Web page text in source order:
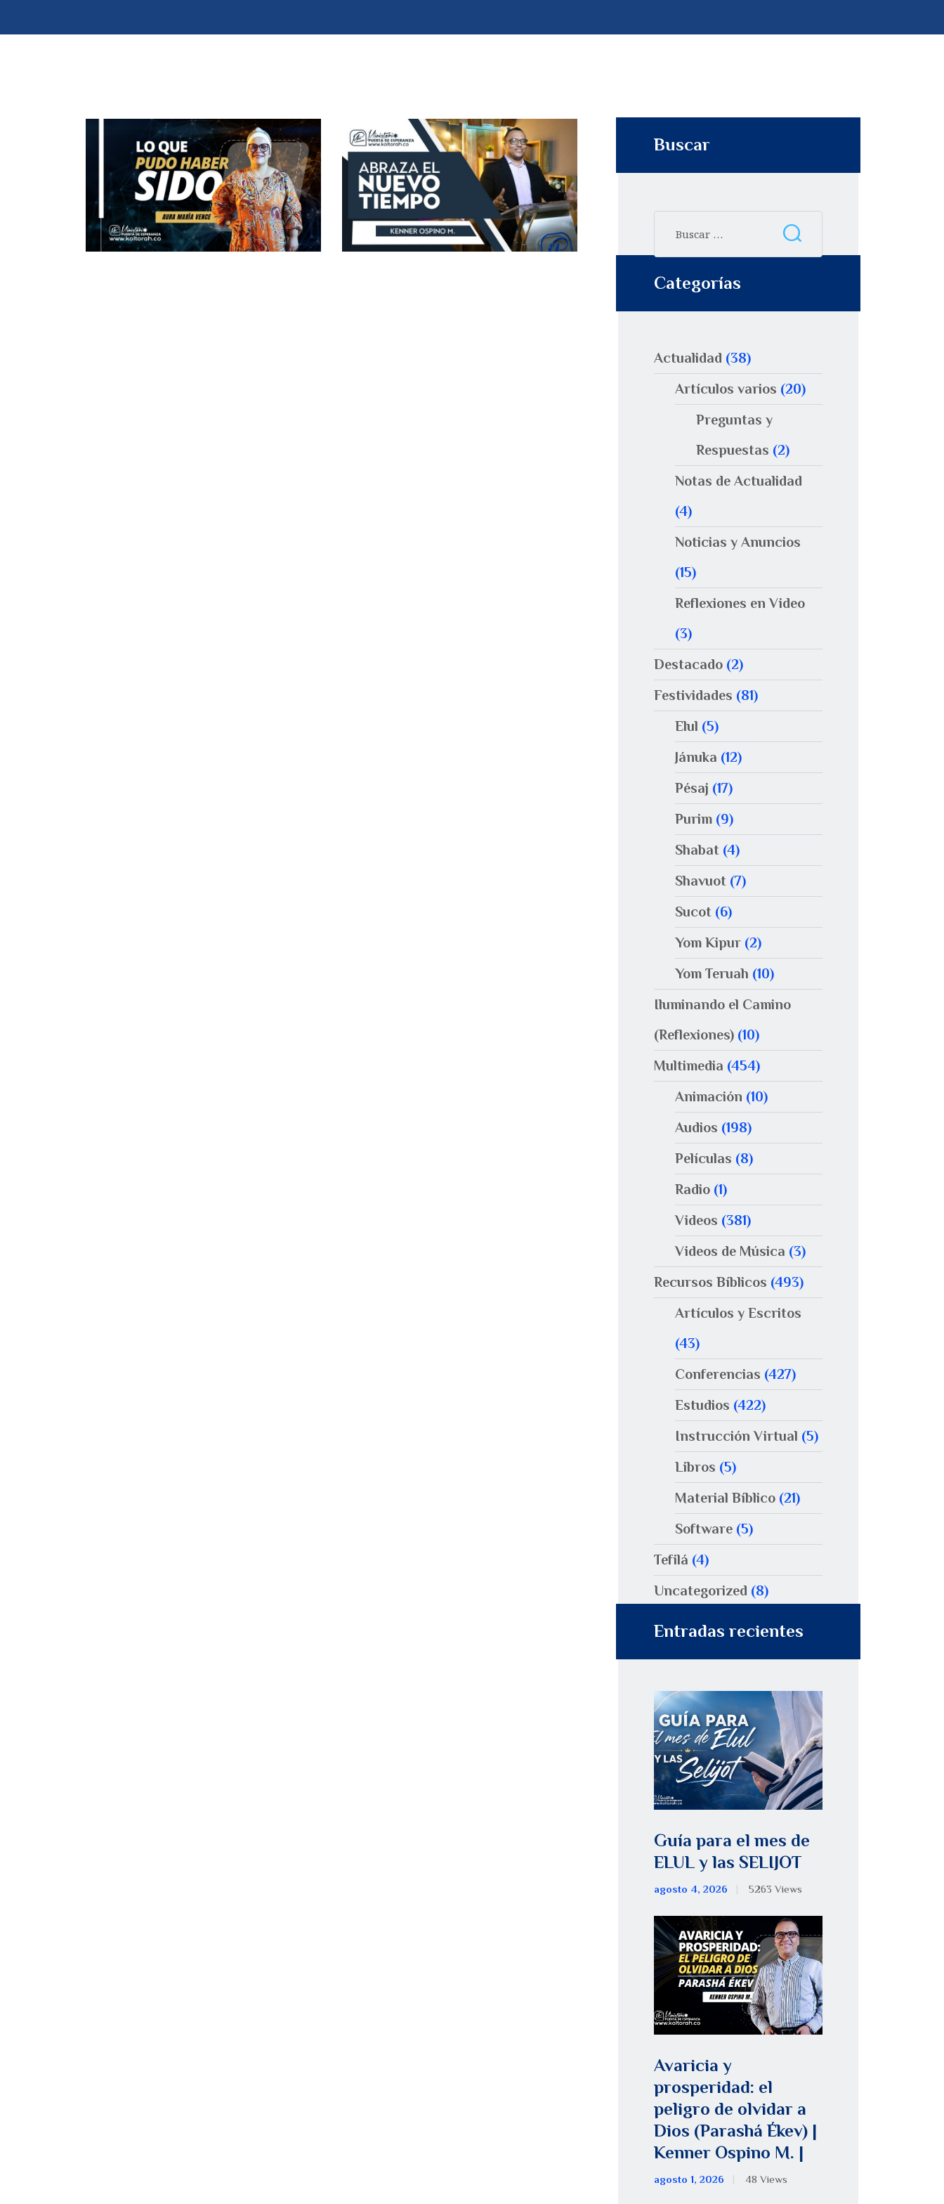
Buscar
Categorías
Actualidad (38)
Artículos varios (20)
Preguntas y
Respuestas (2)
Notas de Actualidad
(4)
Noticias y Anuncios
(15)
Reflexiones en Video
(3)
Destacado (2)
Festividades (81)
Elul (5)
Jánuka (12)
Pésaj (17)
Purim (9)
Shabat (4)
Shavuot (7)
Sucot (6)
Yom Kipur (2)
Yom Teruah (10)
Iluminando el Camino
(Reflexiones) (10)
Multimedia (454)
Animación (10)
Audios (198)
Películas (8)
Radio (1)
Videos (381)
Videos de Música (3)
Recursos Bíblicos (493)
Artículos y Escritos
(43)
Conferencias (427)
Estudios (422)
Instrucción Virtual (5)
Libros (5)
Material Bíblico (21)
Software (5)
Tefilá (4)
Uncategorized (8)
Entradas recientes
Guía para el mes de
ELUL y las SELIJOT
agosto 4, 2026 5263 Views
Avaricia y
prosperidad: el
peligro de olvidar a
Dios (Parashá Ékev) |
Kenner Ospino M. |
agosto 1, 2026 48 Views
i